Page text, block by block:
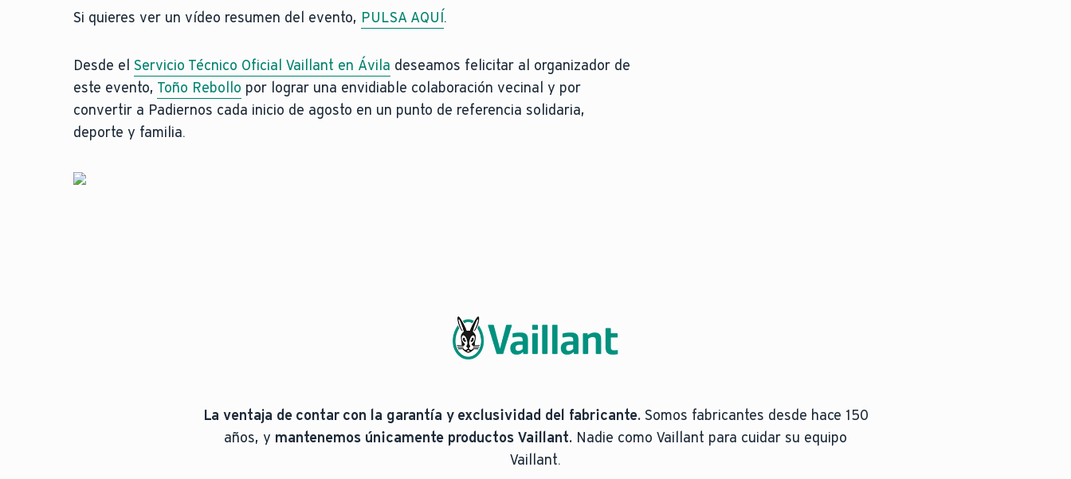
Si quieres ver un vídeo resumen del evento, PULSA AQUÍ.
Desde el Servicio Técnico Oficial Vaillant en Ávila deseamos felicitar al organizador de
este evento, Toño Rebollo por lograr una envidiable colaboración vecinal y por
convertir a Padiernos cada inicio de agosto en un punto de referencia solidaria,
deporte y familia.
La ventaja de contar con la garantía y exclusividad del fabricante.Somos fabricantes desde hace 150
años, y mantenemos únicamente productos Vaillant. Nadie como Vaillant para cuidar su equipo
Vaillant.